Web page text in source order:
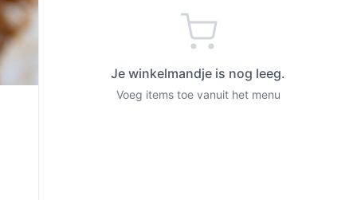
Je winkelmandje is nog leeg.
Voeg items toe vanuit het menu